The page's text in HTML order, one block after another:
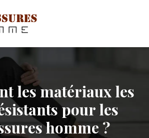
les matériaux les
pour les
homme ?